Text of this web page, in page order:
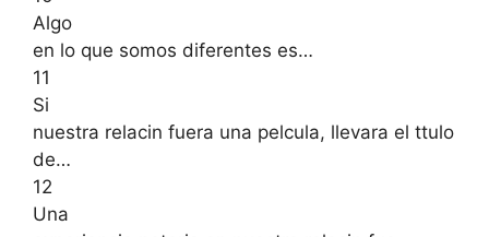
Algo
en lo que somos diferentes es…
11
Si
nuestra relacin fuera una pelcula, llevara el ttulo
de…
12
Una